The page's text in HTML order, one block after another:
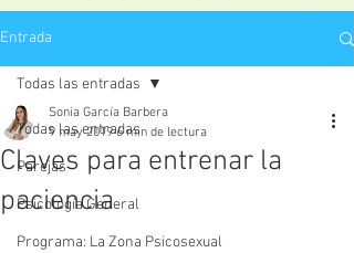
Entrada
Todas las entradas
Parejas
Psicología General
Programa: La Zona Psicosexual
Todas las entradas
Claves para entrenar la
paciencia
Sonia García Barbera
9 may 2019 6 min de lectura